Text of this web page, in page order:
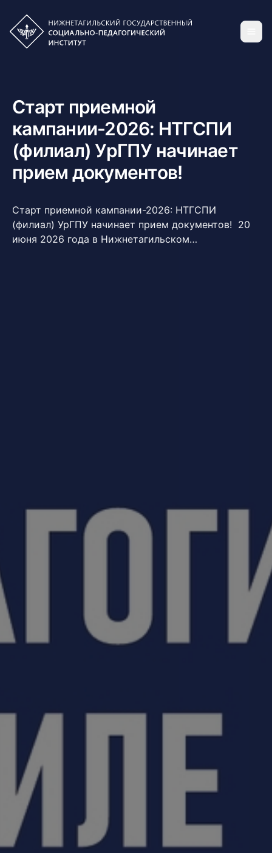
Старт приемной
кампании-2026: НТГСПИ
(филиал) УрГПУ начинает
прием документов!
Старт приемной кампании-2026: НТГСПИ
(филиал) УрГПУ начинает прием документов! 20
июня 2026 года в Нижнетагильском